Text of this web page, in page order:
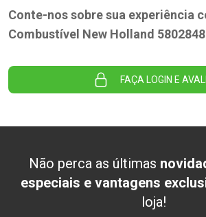
Conte-nos sobre sua experiência
Combustível New Holland
FAÇA LOGIN E
Não perca as últimas
especiais e vantagens
loja!